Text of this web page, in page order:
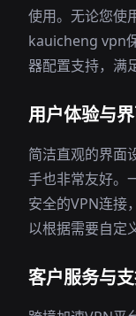
使用。无论您使
kauicheng vpn
器配置支持，满
用户体验与
简洁直观的界面
手也非常友好。
安全的VPN连接
以根据需要自定
客户服务与